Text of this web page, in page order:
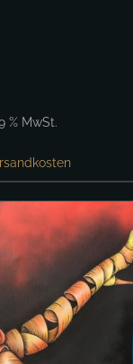
% MwSt.
/ DETAILS